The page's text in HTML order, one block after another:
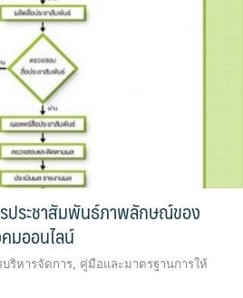
ประชาสัมพันธ์ภาพลักษณ์ของ
มออนไลน์
บริหารจัดการ
คู่มือและมาตรฐานการให้